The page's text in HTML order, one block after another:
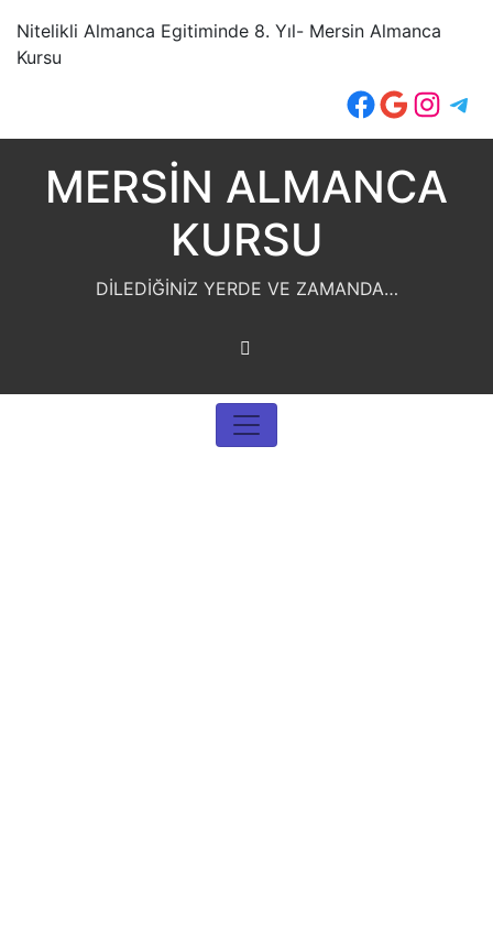
geçNitelikli Almanca Egitiminde 8. Yıl- Mersin Almanca
Kursu
Facebook
Google
MERSİN ALMANCA
KURSU
DİLEDİĞİNİZ YERDE VE ZAMANDA…